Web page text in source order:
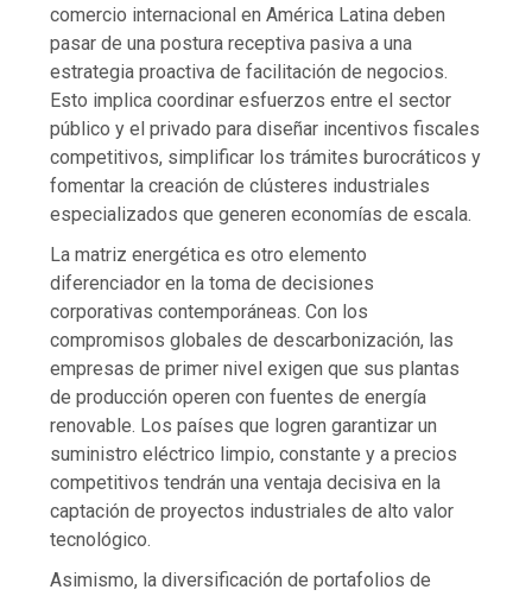
comercio internacional en América Latina deben
pasar de una postura receptiva pasiva a una
estrategia proactiva de facilitación de negocios.
Esto implica coordinar esfuerzos entre el sector
público y el privado para diseñar incentivos fiscales
competitivos, simplificar los trámites burocráticos y
fomentar la creación de clústeres industriales
especializados que generen economías de escala.
La matriz energética es otro elemento
diferenciador en la toma de decisiones
corporativas contemporáneas. Con los
compromisos globales de descarbonización, las
empresas de primer nivel exigen que sus plantas
de producción operen con fuentes de energía
renovable. Los países que logren garantizar un
suministro eléctrico limpio, constante y a precios
competitivos tendrán una ventaja decisiva en la
captación de proyectos industriales de alto valor
tecnológico.
Asimismo, la diversificación de portafolios de